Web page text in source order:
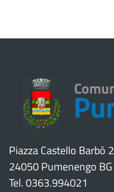
Piazza Castello Barbò 2
24050 Pumenengo BG
Tel. 0363.994021